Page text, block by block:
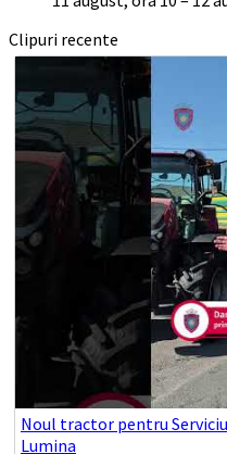
Clipuri recente
Noul tractor pentru
Lumina